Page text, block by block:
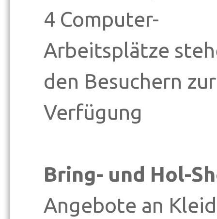
4 Computer-
Arbeitsplätze
den Besuchern zur
Verfügung
Bring- und Hol-
Angebote an